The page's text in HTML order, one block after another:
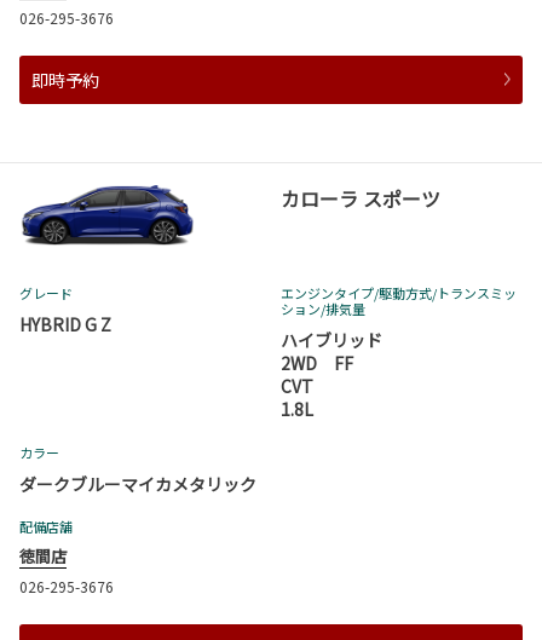
026-295-3676
即時予約
カローラ スポーツ
グレード
HYBRID G Z
エンジンタイプ/駆動方式/トランスミッ
ション/排気量
ハイブリッド
2WD FF
CVT
1.8L
カラー
ダークブルーマイカメタリック
配備店舗
徳間店
026-295-3676